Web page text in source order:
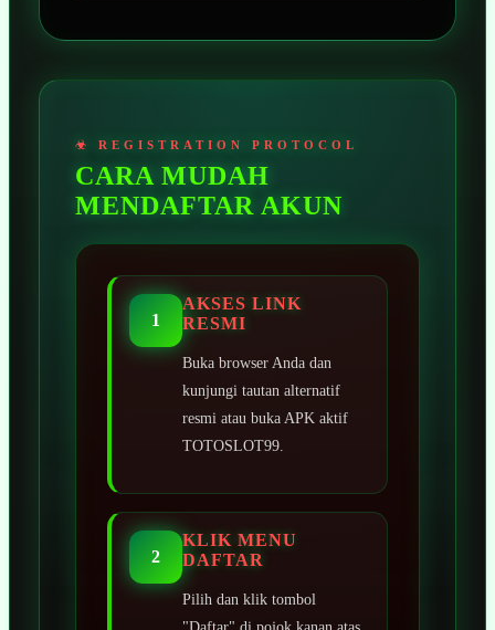
CARA MUDAH
MENDAFTAR AKUN
1
AKSES LINK
RESMI
Buka browser Anda dan
kunjungi tautan alternatif
resmi atau buka APK aktif
TOTOSLOT99.
2
KLIK MENU
DAFTAR
Pilih dan klik tombol